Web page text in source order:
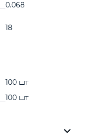
0.068
18
100 шт
100 шт